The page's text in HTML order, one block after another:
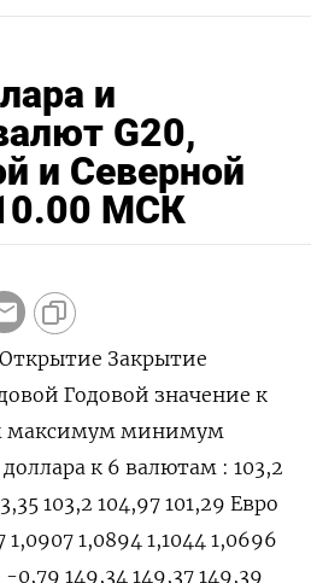
и
G20,
и Северной
МСК
Закрытие
Годовой значение к
минимум
к 6 валютам : 103,2
103,2 104,97 101,29 Евро
1,0907 1,0894 1,1044 1,0696
0,79 149,34 149,37 149,39